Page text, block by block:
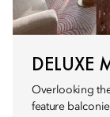
DELUXE
Overlooking
feature